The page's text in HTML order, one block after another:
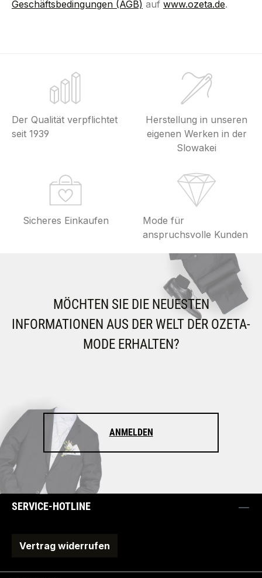
Geschäftsbedingungen (AGB) auf www.ozeta.de.
Der Qualität verpflichtet
seit 1939
Herstellung in unseren
eigenen Werken in der
Slowakei
Sicheres Einkaufen
Mode für
anspruchsvolle Kunden
MÖCHTEN SIE DIE NEUESTEN
INFORMATIONEN AUS DER WELT DER OZETA-
MODE ERHALTEN?
ANMELDEN
SERVICE-HOTLINE
Vertrag widerrufen